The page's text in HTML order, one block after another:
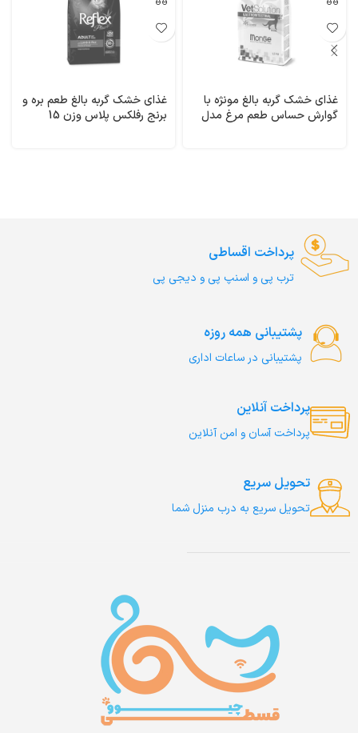
غذای خشک گربه بالغ مونژه با
گوارش حساس طعم مرغ مدل
غذای خشک گربه بالغ طعم بره و
برنج رفلکس پلاس وزن 15
پرداخت اقساطی
ترب‌ پی و اسنپ پی و دیجی پی
پشتیبانی همه روزه
پشتیبانی در ساعات اداری
پرداخت آنلاین
پرداخت آسان و امن آنلاین
تحویل سریع
تحویل سریع به درب منزل شما